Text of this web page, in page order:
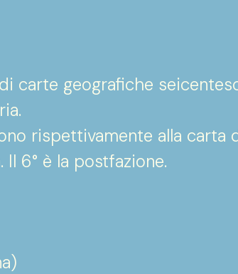
carte geografiche
rispettivamente alla carta
Il 6° è la postfazione.